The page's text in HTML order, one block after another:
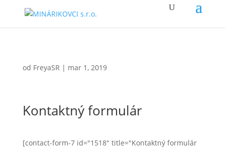
od FreyaSR | mar 1, 2019
Kontaktný formulár
[contact-form-7 id="1518" title="Kontaktný formulár